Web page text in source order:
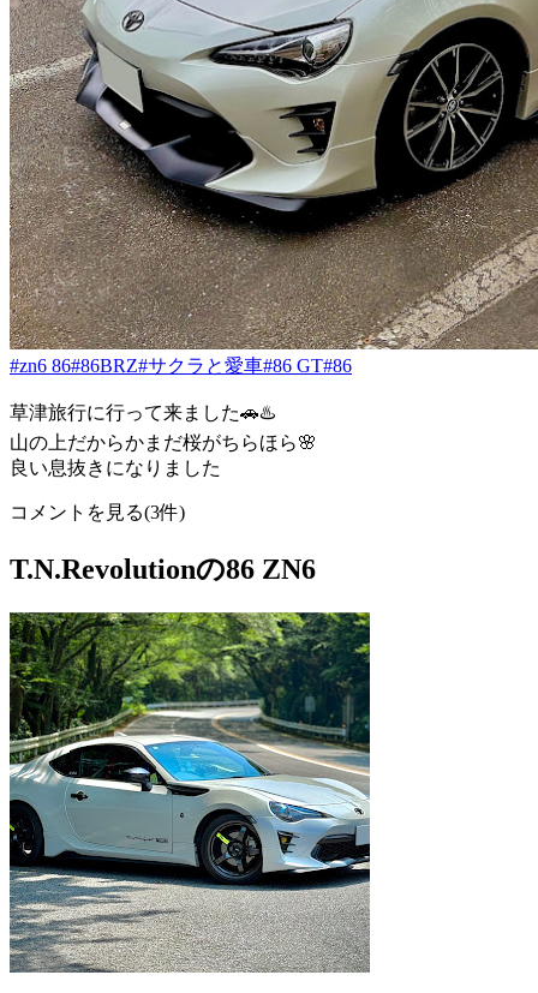
#zn6 86#86BRZ#サクラと愛車#86 GT#86
草津旅行に行って来ました🚗♨️
山の上だからかまだ桜がちらほら🌸
良い息抜きになりました
コメントを見る(3件)
T.N.Revolutionの86 ZN6